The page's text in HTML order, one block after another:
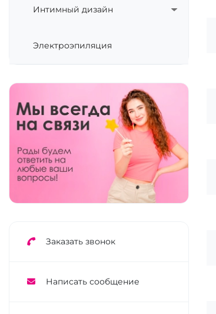
Интимный дизайн
Электроэпиляция
Заказать звонок
Написать сообщение